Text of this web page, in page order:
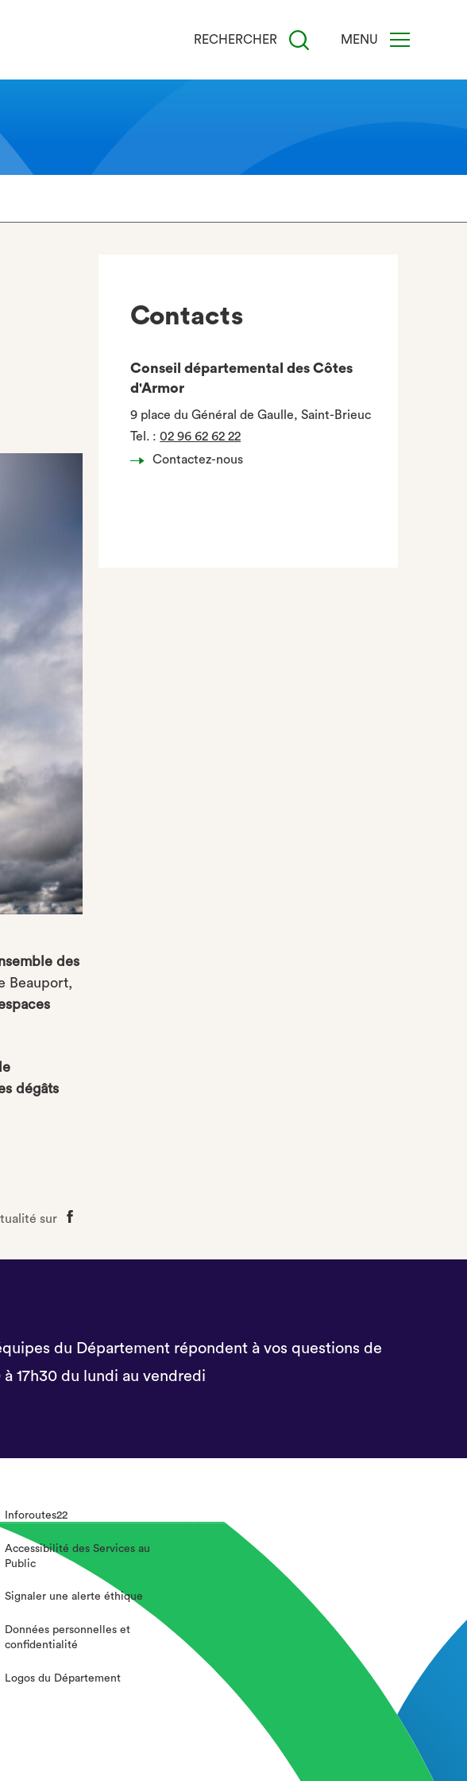
RECHERCHER MENU
des
Beauport,
dégâts
sur
Partager
Contacts
Conseil départemental des Côtes
d'Armor
9 place du Général de Gaulle, Saint-Brieuc
Tel. :02 96 62 62 22
Contactez-nous
du Département répondent à vos questions de
à 17h30 du lundi au vendredi
Inforoutes22
Accessibilité des Services au
Public
Signaler une alerte éthique
Données personnelles et
confidentialité
Logos du Département